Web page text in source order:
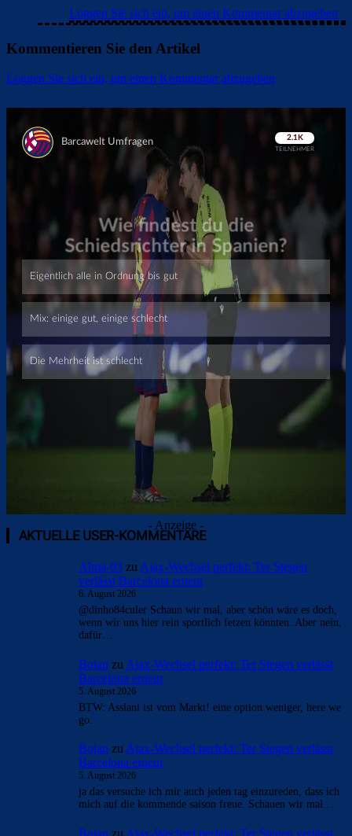
Loggen Sie sich ein, um einen Kommentar abzugeben
Kommentieren Sie den Artikel
Loggen Sie sich ein, um einen Kommentar abzugeben
Überspringen
Überspringen
- Anzeige -
AKTUELLE USER-KOMMENTARE
Alma-03 zu Ajax-Wechsel perfekt: Ter Stegen
verlässt Barcelona erneut
6. August 2026
@dinho84culer Schaun wir mal, aber schön wäre es doch,
wenn wir uns hier rein sportlich fetzen könnten. Aber nein,
dafür…
Bojan zu Ajax-Wechsel perfekt: Ter Stegen verlässt
Barcelona erneut
5. August 2026
BTW: Asslani ist vom Markt! eine option weniger, here we
go.
Bojan zu Ajax-Wechsel perfekt: Ter Stegen verlässt
Barcelona erneut
5. August 2026
ja das versuche ich mir auch jeden tag einzureden, dass ich
mich auf die kommende saison freue. Schauen wir mal…
Bojan zu Ajax-Wechsel perfekt: Ter Stegen verlässt